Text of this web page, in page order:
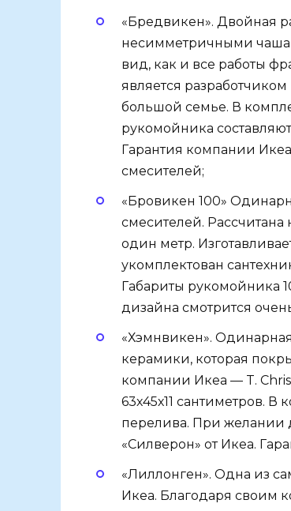
«Бредвикен». Двойная
несимметричными
вид, как и все работы
является
большой семье. В
рукомойника
Гарантия компании
смесителей;
«Бровикен 100»
смесителей.
один метр.
укомплектован
Габариты рукомойника
дизайна смотрится
«Хэмнвикен».
керамики, которая
компании Икеа — T.
63х45х11 сантиметров.
перелива. При желании
«Силверон» от Икеа.
«Лиллонген». Одна из
Икеа. Благодаря своим